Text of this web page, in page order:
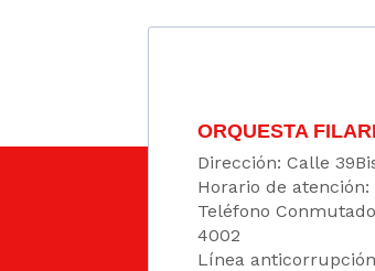
ORQUESTA
Dirección: Calle
Horario de
Teléfono
4002
Línea